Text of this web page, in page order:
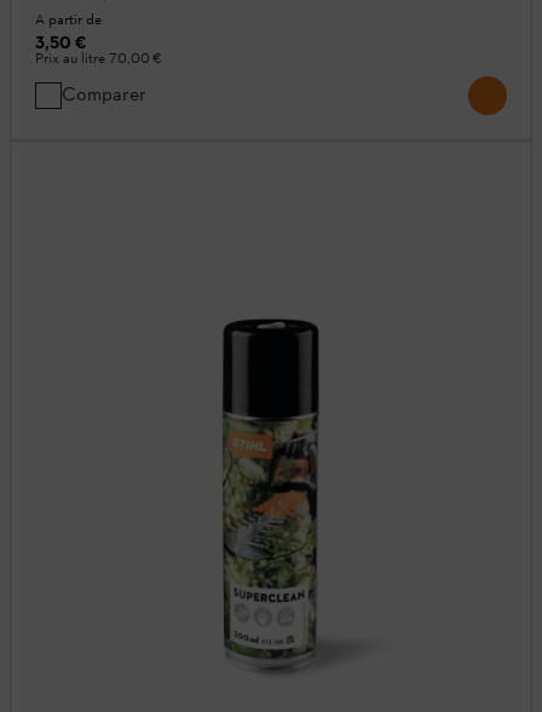
A partir de
3,50 €
Prix au litre70,00 €
Comparer